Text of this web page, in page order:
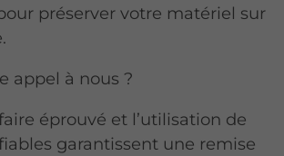
préserver votre matériel sur
appel à nous ?
éprouvé et l’utilisation de
garantissent une remise